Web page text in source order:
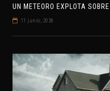
11 junio, 2026